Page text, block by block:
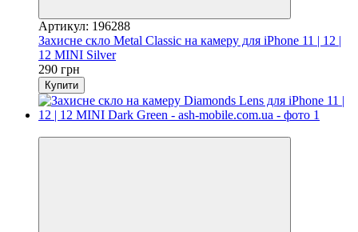
Артикул: 196288
Захисне скло Metal Classic на камеру для iPhone 11 | 12 |
12 MINI Silver
290 грн
Купити